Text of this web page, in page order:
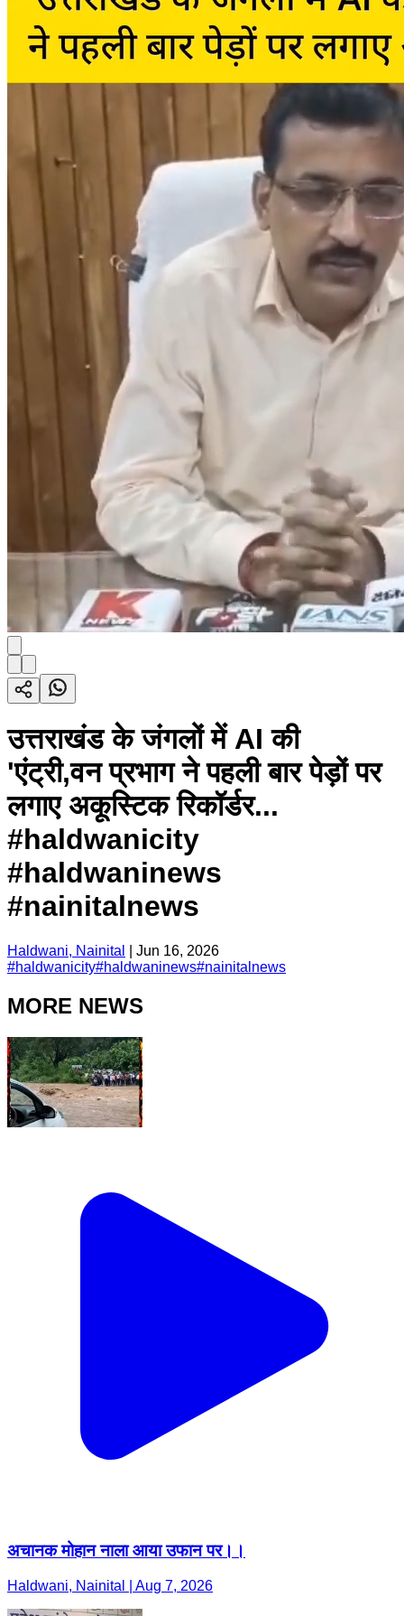
उत्तराखंड के जंगलों में AI की
'एंट्री,वन प्रभाग ने पहली बार पेड़ों पर
लगाए अकूस्टिक रिकॉर्डर...
#haldwanicity
#haldwaninews
#nainitalnews
Haldwani, Nainital
Jun 16, 2026
#haldwanicity#haldwaninews#nainitalnews
MORE NEWS
अचानक मोहान नाला आया उफान पर।।
Haldwani, Nainital | Aug 7, 2026